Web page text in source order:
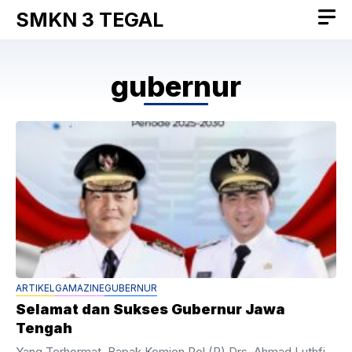
SkipSMKN 3 TEGAL
gubernur
ARTIKELGAMAZINEGUBERNUR
Selamat dan Sukses Gubernur Jawa
Tengah